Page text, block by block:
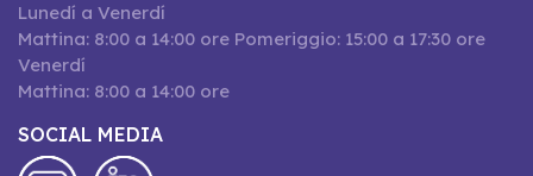
Lunedí a Venerdí
Mattina: 8:00 a 14:00 ore Pomeriggio: 15:00 a 17:30 ore
Venerdí
Mattina: 8:00 a 14:00 ore
SOCIAL MEDIA